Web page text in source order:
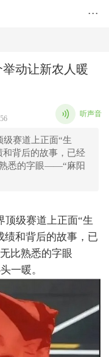
•••
动让新农人暖
听声音
赛道上正面“生
和背后的故事，已经
悉的字眼——“麻阳
顶级赛道上正面“生
绩和背后的故事，已
比熟悉的字眼
一暖。